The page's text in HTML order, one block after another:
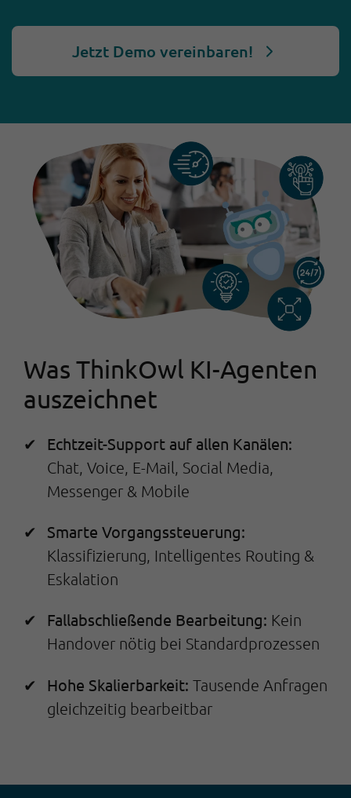
Jetzt Demo vereinbaren!
Was ThinkOwl KI-Agenten
auszeichnet
Echtzeit-Support auf allen Kanälen:
Chat, Voice, E-Mail, Social Media,
Messenger & Mobile
Smarte Vorgangssteuerung:
Klassifizierung, Intelligentes Routing &
Eskalation
Fallabschließende Bearbeitung: Kein
Handover nötig bei Standardprozessen
Hohe Skalierbarkeit: Tausende Anfragen
gleichzeitig bearbeitbar